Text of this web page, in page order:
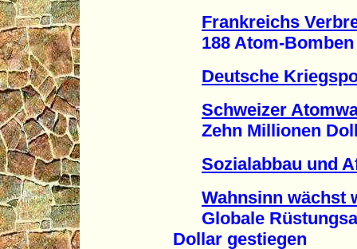
Frankreichs
188 Atom-Bomben
Deutsche
Schweizer
Zehn Millionen
Sozialabbau und
Wahnsinn wächst
Globale
Dollar gestiegen